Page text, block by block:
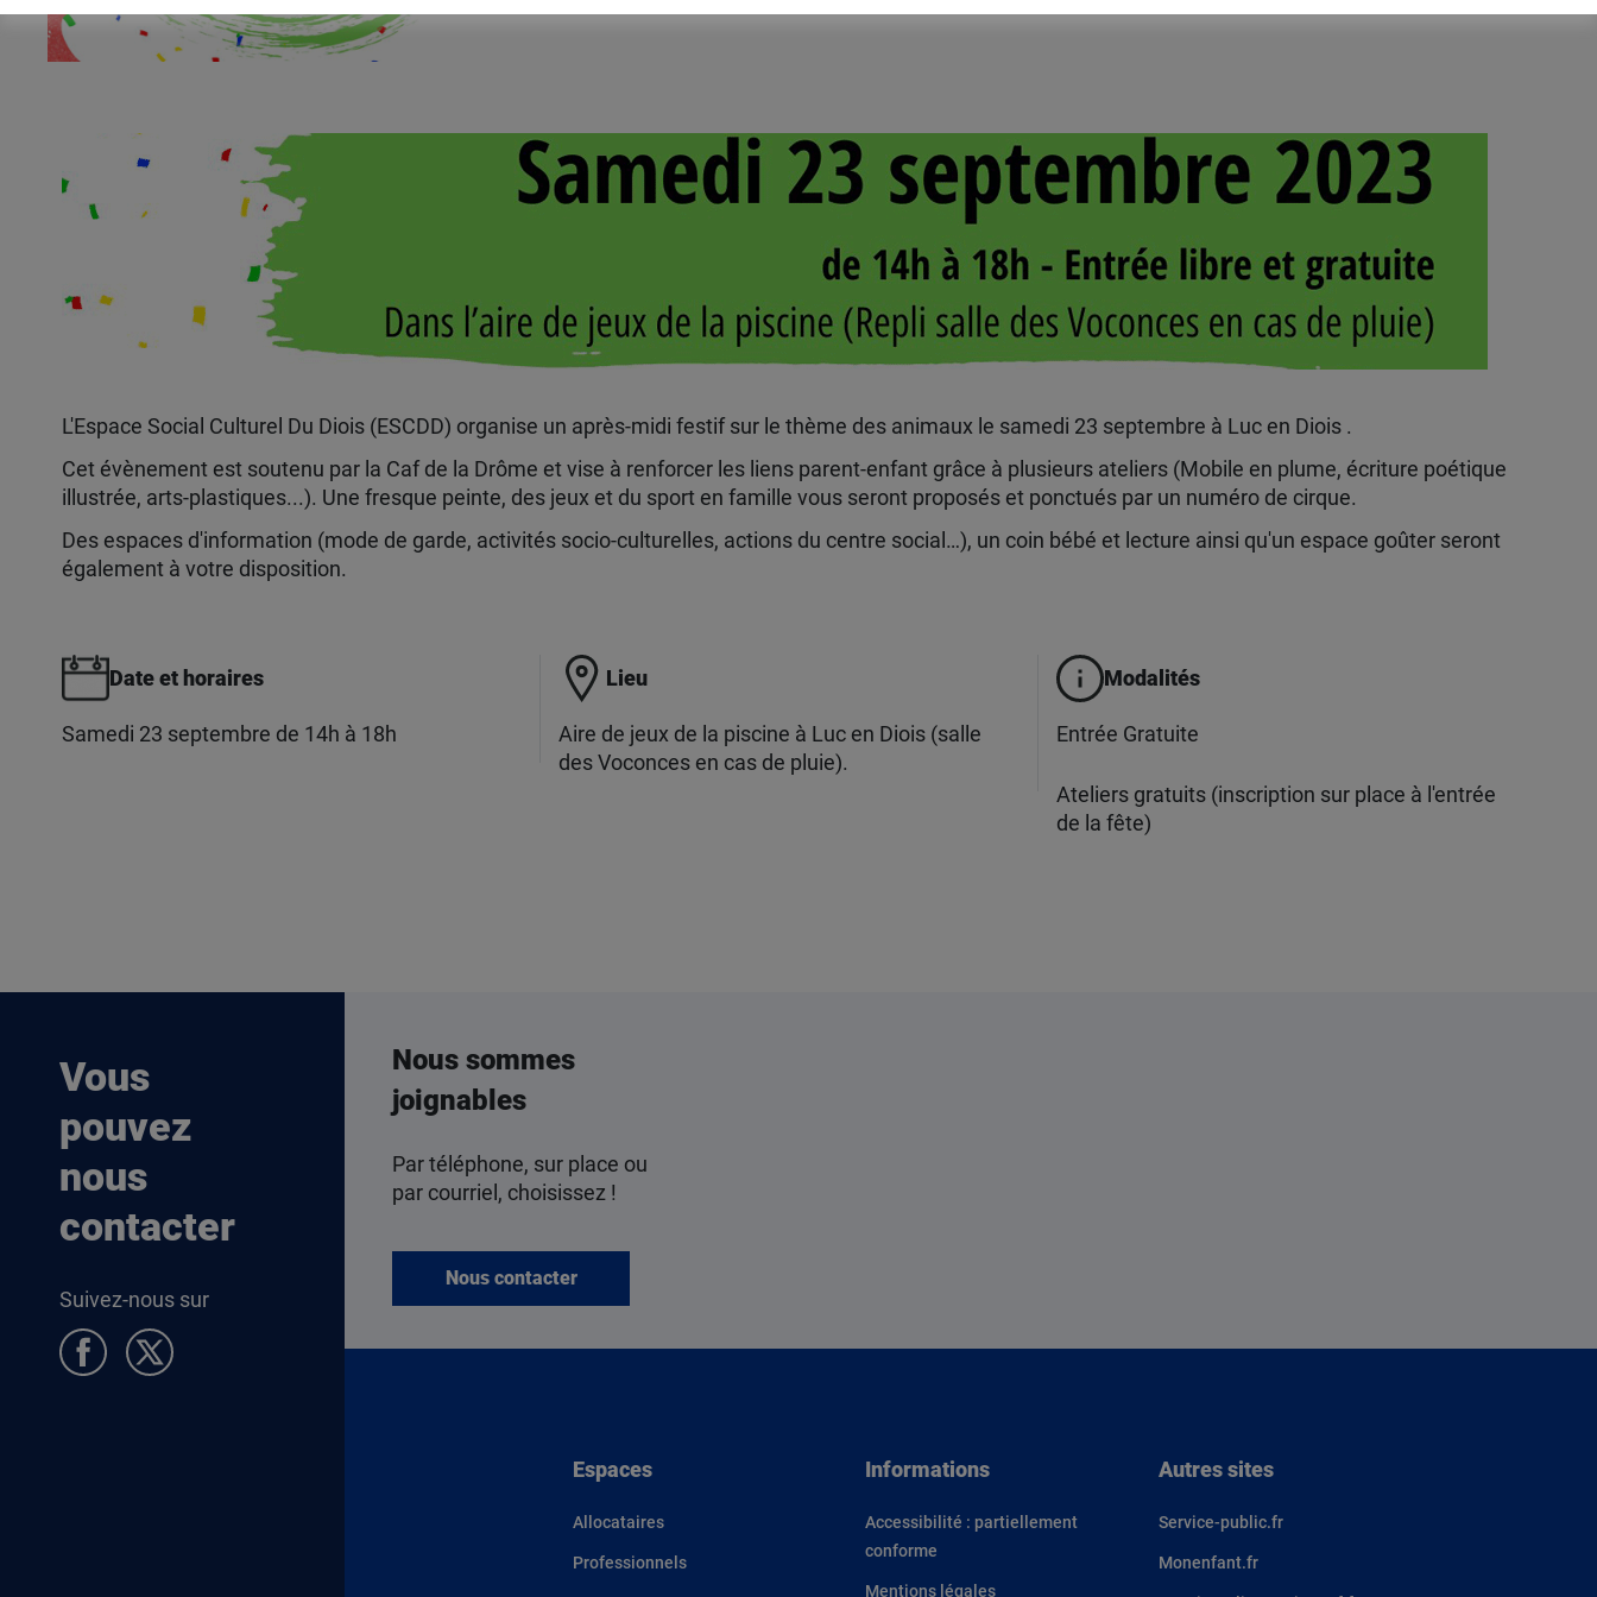
L'Espace Social Culturel Du Diois (ESCDD) organise un après-midi festif sur le thème des animaux le samedi 23 septembre à Luc en Diois .
Cet évènement est soutenu par la Caf de la Drôme et vise à renforcer les liens parent-enfant grâce à plusieurs ateliers (Mobile en plume, écriture poétique
illustrée, arts-plastiques...). Une fresque peinte, des jeux et du sport en famille vous seront proposés et ponctués par un numéro de cirque.
Des espaces d'information (mode de garde, activités socio-culturelles, actions du centre social…), un coin bébé et lecture ainsi qu'un espace goûter seront
également à votre disposition.
Date et horaires
Samedi 23 septembre de 14h à 18h
Lieu
Aire de jeux de la piscine à Luc en Diois (salle
des Voconces en cas de pluie).
Modalités
Entrée Gratuite
Ateliers gratuits (inscription sur place à l'entrée
de la fête)
Vous
pouvez
nous
contacter
Suivez-nous sur
Nous sommes
joignables
Par téléphone, sur place ou
par courriel, choisissez !
Nous contacter
Espaces
Allocataires
Professionnels
Informations
Accessibilité : partiellement
conforme
Mentions légales
Autres sites
Service-public.fr
Monenfant.fr